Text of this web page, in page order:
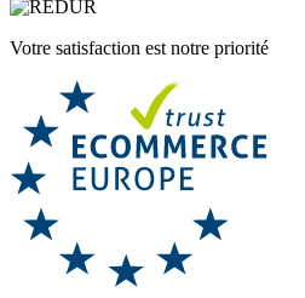
Votre satisfaction est notre priorité